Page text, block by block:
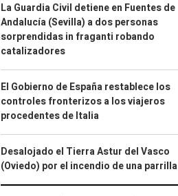
La Guardia Civil detiene en Fuentes de
Andalucía (Sevilla) a dos personas
sorprendidas in fraganti robando
catalizadores
El Gobierno de España restablece los
controles fronterizos a los viajeros
procedentes de Italia
Desalojado el Tierra Astur del Vasco
(Oviedo) por el incendio de una parrilla